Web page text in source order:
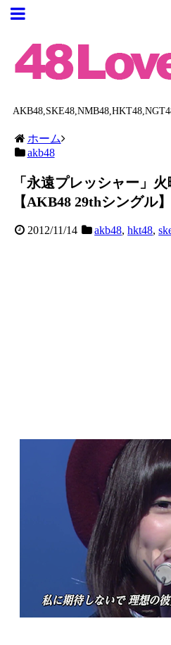
ホーム
akb48
「永遠プレッシャー」
【AKB48 29thシングル】
2012/11/14 akb48,hkt48,